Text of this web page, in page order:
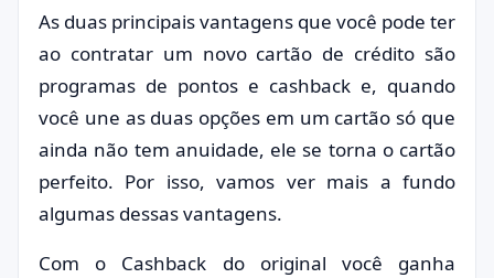
As duas principais vantagens que você pode ter
ao contratar um novo cartão de crédito são
programas de pontos e cashback e, quando
você une as duas opções em um cartão só que
ainda não tem anuidade, ele se torna o cartão
perfeito. Por isso, vamos ver mais a fundo
algumas dessas vantagens.
Com o Cashback do original você ganha